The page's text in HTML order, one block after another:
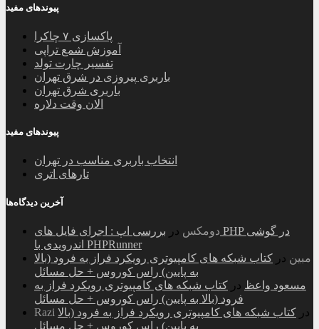
پیوندهای مفید
پاکسازی ۷ چاکرا
آموزش شمع تراپی
تفسیر چارت تولد
باربری پیروزی در شرق تهران
باربری شرق تهران
الان وقت دلاره
پیوندهای مفید
انتخاب باربری مناسب در تهران
تارهای اتری
آخرین دیدگاه‌ها
دومکس در بررسی اپ : اجرای فایل های PHP در گوشی
اندرویدی با PHPRunner
مبین در کتاب شبکه های کامپیوتری رویکرد فراز به فرود (بالا
به پایین) راس کوروس + حل مسائل
مسعود واعظ در کتاب شبکه های کامپیوتری رویکرد فراز به
فرود (بالا به پایین) راس کوروس + حل مسائل
Razi
در کتاب شبکه های کامپیوتری رویکرد فراز به فرود (بالا
به پایین) راس کوروس + حل مسائل